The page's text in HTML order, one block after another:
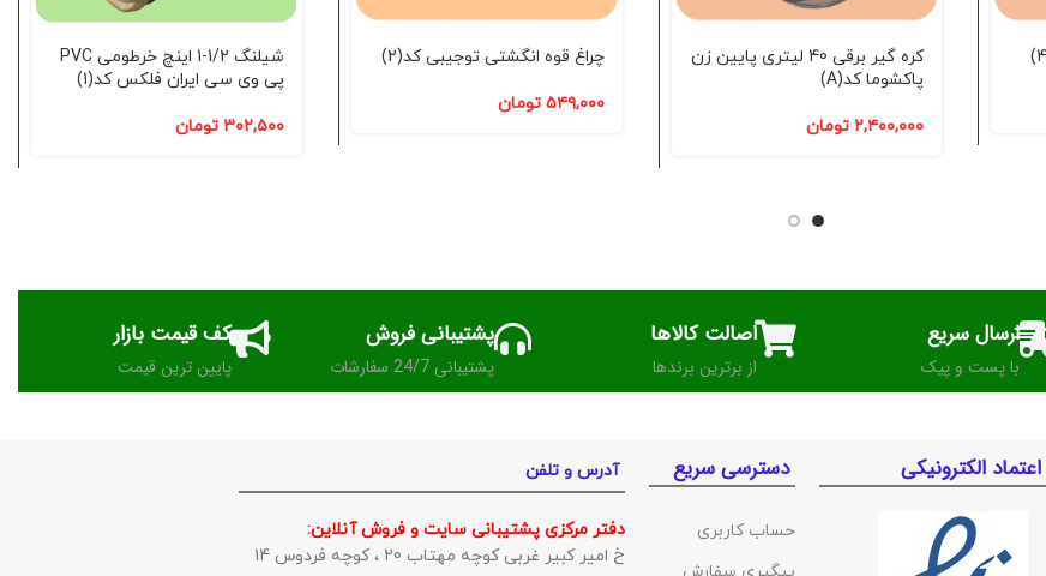
کره گیر برقی 40 لیتری پایین زن
پاکشوما کد(A)
۲,۴۰۰,۰۰۰ تومان
چراغ قوه انگشتی توجیبی کد(2)
۵۴۹,۰۰۰ تومان
شیلنگ 1/2-1 اینچ خرطومی PVC
پی وی سی ایران فلکس کد(1)
۳۰۲,۵۰۰ تومان
ارسال سریع
با پست و پیک
اصالت کالاها
از برترین برندها
پشتیبانی فروش
پشتیبانی 24/7 سفارشات
کف قیمت بازار
پایین ترین قیمت
الکترونیکی دسترسی سریع
حساب کاربری
آدرس و تلفن
دفتر مرکزی پشتیبانی سایت و فروش آنلاین:
خ امیر کبیر غربی کوچه مهتاب 20 ، کوچه فردوس 14